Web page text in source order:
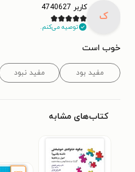
ک
کاربر 4740627
توصیه می‌کنم.
خوب است
مفید بود مفید نبود
کتاب‌های مشابه